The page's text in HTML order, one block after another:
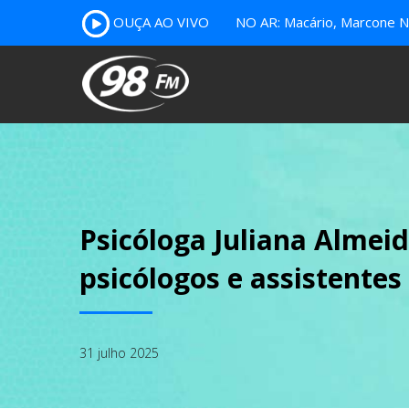
OUÇA AO VIVO NO AR: Macário, Marcone
Psicóloga Juliana
psicólogos e
31 julho 2025